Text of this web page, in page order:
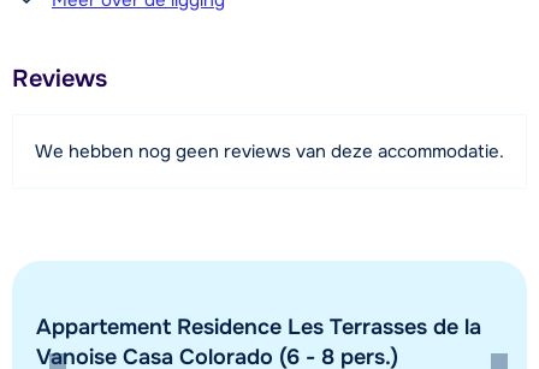
600 meter
Afstand tot restaurant of bar
100 meter
800 meter
Afstand tot skibushalte
Reviews
We hebben nog geen reviews van deze accommodatie.
Appartement Residence Les Terrasses de la
Vanoise Casa Colorado (6 - 8 pers.)